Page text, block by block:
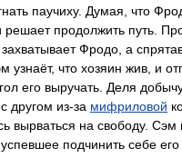
паучиху. Думая, что
решает продолжить путь.
захватывает Фродо, а
что хозяин жив, и
его выручать. Деля
другом из-за мифриловой
вырваться на свободу. Сэм
подчинить себе его